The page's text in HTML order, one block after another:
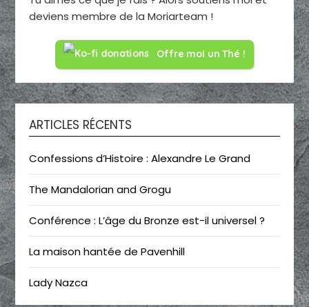
deviens membre de la Moriarteam !
Offre moi un Thé !
ARTICLES RÉCENTS
Confessions d’Histoire : Alexandre Le Grand
The Mandalorian and Grogu
Conférence : L’âge du Bronze est-il universel ?
La maison hantée de Pavenhill
Lady Nazca